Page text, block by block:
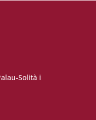
Solità i